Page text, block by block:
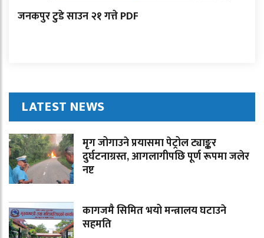
जनकपुर टुडे साउन २१ गत्ते PDF
LATEST NEWS
मृग जोगाउने प्रयासमा पेट्रोल ट्याङ्कर
दुर्घटनाग्रस्त, आगलागीपछि पूर्ण रूपमा जलेर
नष्ट
कागजमै सिमित भयो मन्त्रालय घटाउने
सहमति